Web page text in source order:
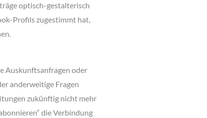
optisch-gestalterisch
Profils zugestimmt hat,
Auskunftsanfragen oder
anderweitige Fragen
zukünftig nicht mehr
die Verbindung